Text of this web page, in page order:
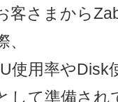
客さまから
、
使用率やDisk
して準備され